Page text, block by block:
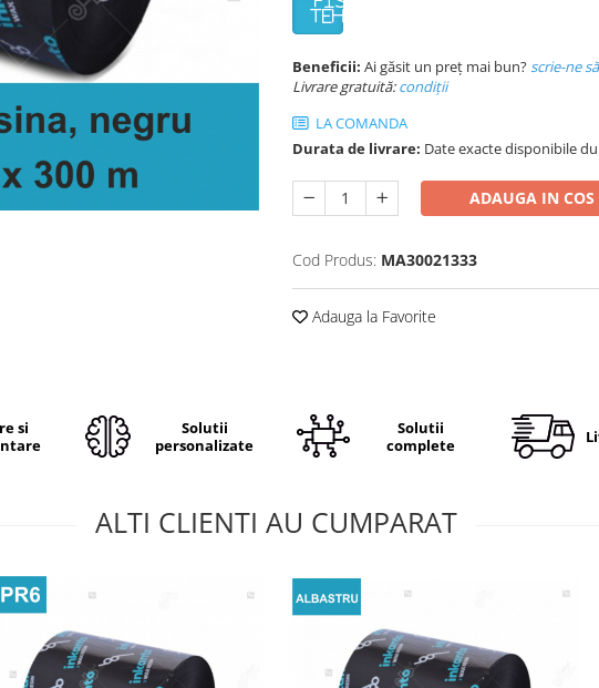
TEHNICA
Beneficii: Ai găsit un preț mai bun?scrie-ne
Livrare gratuită:condiții
LA COMANDA
Durata de livrare: Date exacte disponibile
ADAUGA IN COS
Cod Produs: MA30021333
Adauga la Favorite
si
Solutii
personalizate
Solutii
complete
ALTI CLIENTI AU CUMPARAT